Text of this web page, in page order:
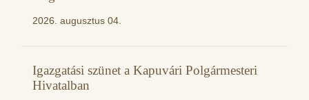
2026. augusztus 04.
Igazgatási szünet a Kapuvári Polgármesteri
Hivatalban